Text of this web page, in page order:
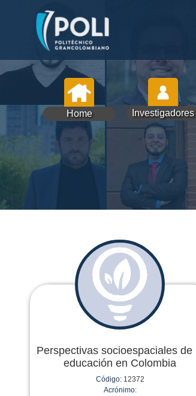
Home Investigadores
Perspectivas socioespaciales de
educación en Colombia
Código:12372
Acrónimo: